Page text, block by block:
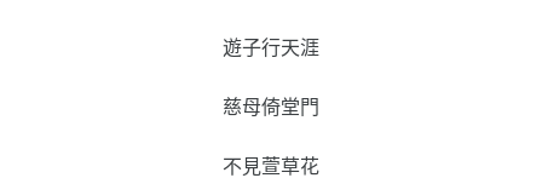
遊子行天涯
慈母倚堂門
不見萱草花